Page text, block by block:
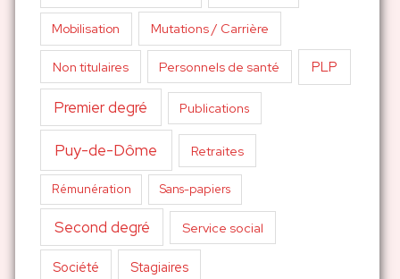
Mobilisation Mutations / Carrière
Non titulaires Personnels de santé PLP
Premier degré Publications
Puy-de-Dôme Retraites
Rémunération Sans-papiers
Second degré Service social
Société Stagiaires